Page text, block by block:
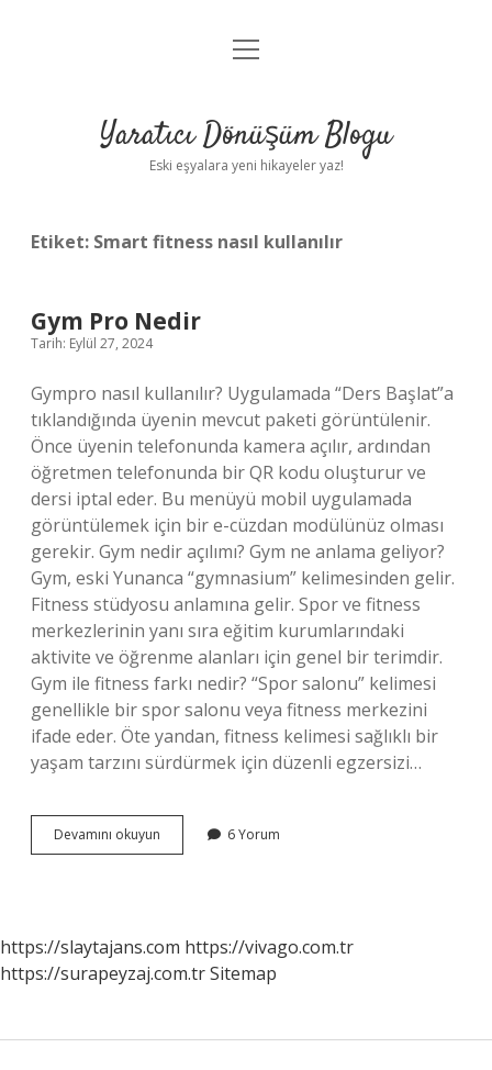
Anasayfa
Yasal Uyarı
menüyü
Yaratıcı Dönüşüm Blogu
Eski eşyalara yeni hikayeler yaz!
Etiket: Smart fitness nasıl kullanılır
Gym Pro Nedir
Tarih: Eylül 27, 2024
Gympro nasıl kullanılır? Uygulamada “Ders Başlat”a
tıklandığında üyenin mevcut paketi görüntülenir.
Önce üyenin telefonunda kamera açılır, ardından
öğretmen telefonunda bir QR kodu oluşturur ve
dersi iptal eder. Bu menüyü mobil uygulamada
görüntülemek için bir e-cüzdan modülünüz olması
gerekir. Gym nedir açılımı? Gym ne anlama geliyor?
Gym, eski Yunanca “gymnasium” kelimesinden gelir.
Fitness stüdyosu anlamına gelir. Spor ve fitness
merkezlerinin yanı sıra eğitim kurumlarındaki
aktivite ve öğrenme alanları için genel bir terimdir.
Gym ile fitness farkı nedir? “Spor salonu” kelimesi
genellikle bir spor salonu veya fitness merkezini
ifade eder. Öte yandan, fitness kelimesi sağlıklı bir
yaşam tarzını sürdürmek için düzenli egzersizi…
Devamını okuyun
Pro
6 Yorum
https://slaytajans.com https://vivago.com.tr
https://surapeyzaj.com.trSitemap